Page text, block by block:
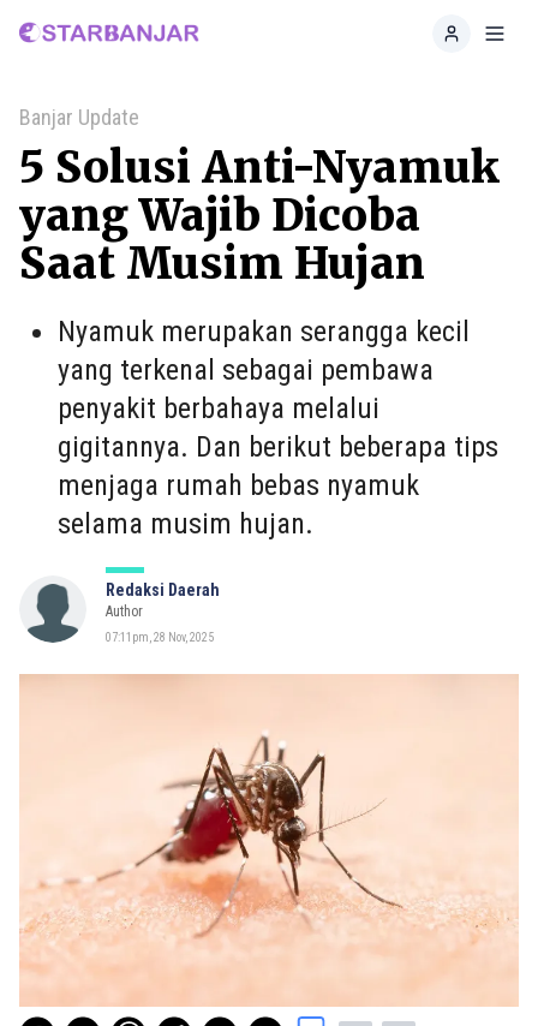
Home
Banjar Update
5 Solusi Anti-Nyamuk
yang Wajib Dicoba
Saat Musim Hujan
Nyamuk merupakan serangga kecil
yang terkenal sebagai pembawa
penyakit berbahaya melalui
gigitannya. Dan berikut beberapa tips
menjaga rumah bebas nyamuk
selama musim hujan.
Redaksi Daerah
Author
07:11pm, 28 Nov, 2025